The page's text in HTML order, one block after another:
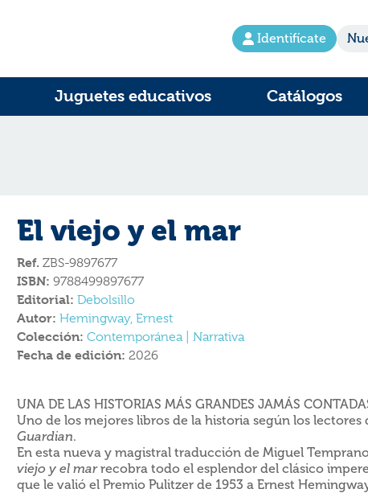
Identifícate
Juguetes educativos Catálogos
El viejo y el mar
Ref. ZBS-9897677
ISBN: 9788499897677
Editorial: Debolsillo
Autor: Hemingway, Ernest
Colección: Contemporánea | Narrativa
Fecha de edición: 2026
UNA DE LAS HISTORIAS MÁS GRANDES JAMÁS
Uno de los mejores libros de la historia según los lectores
Guardian.
En esta nueva y magistral traducción de Miguel
viejo y el marrecobra todo el esplendor del clásico
que le valió el Premio Pulitzer de 1953 a Ernest